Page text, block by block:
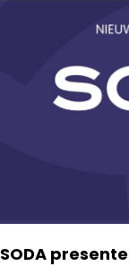
SODA